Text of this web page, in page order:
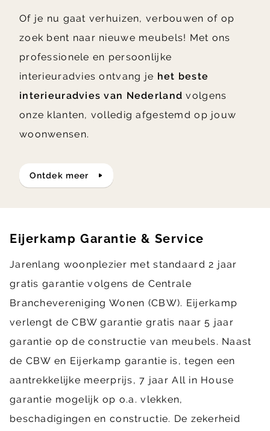
Of je nu gaat verhuizen, verbouwen of op
zoek bent naar nieuwe meubels! Met ons
professionele en persoonlijke
interieuradvies ontvang je het beste
interieuradvies van Nederland volgens
onze klanten, volledig afgestemd op jouw
woonwensen.
ontdek meer
Eijerkamp Garantie & Service
Jarenlang woonplezier met standaard 2 jaar
gratis garantie volgens de Centrale
Branchevereniging Wonen (CBW). Eijerkamp
verlengt de CBW garantie gratis naar 5 jaar
garantie op de constructie van meubels. Naast
de CBW en Eijerkamp garantie is, tegen een
aantrekkelijke meerprijs, 7 jaar All in House
garantie mogelijk op o.a. vlekken,
beschadigingen en constructie. De zekerheid